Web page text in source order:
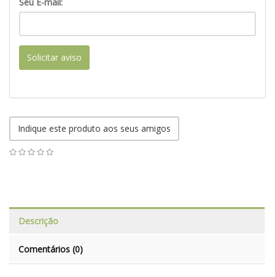
Solicitar aviso
Indique este produto aos seus amigos
Descrição
Comentários (0)